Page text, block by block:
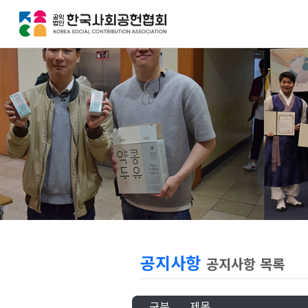
공지사항 공지사항 목록